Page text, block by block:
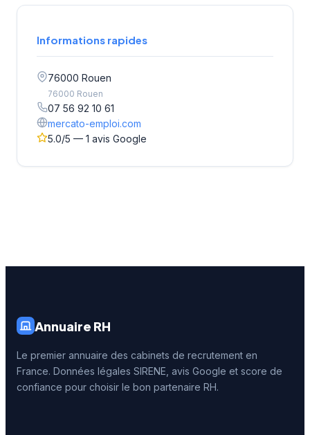
Informations rapides
76000 Rouen
76000 Rouen
07 56 92 10 61
mercato-emploi.com
5.0/5 — 1 avis Google
Annuaire RH
Le premier annuaire des cabinets de recrutement en
France. Données légales SIRENE, avis Google et score de
confiance pour choisir le bon partenaire RH.